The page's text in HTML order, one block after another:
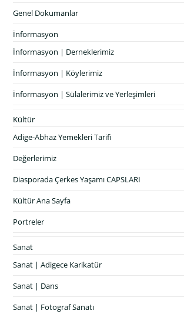
Genel Dokumanlar
İnformasyon
İnformasyon | Derneklerimiz
İnformasyon | Köylerimiz
İnformasyon | Sülalerimiz ve Yerleşimleri
Kültür
Adige-Abhaz Yemekleri Tarifi
Değerlerimiz
Diasporada Çerkes Yaşamı CAPSLARI
Kültür Ana Sayfa
Portreler
Sanat
Sanat | Adigece Karikatür
Sanat | Dans
Sanat | Fotograf Sanatı